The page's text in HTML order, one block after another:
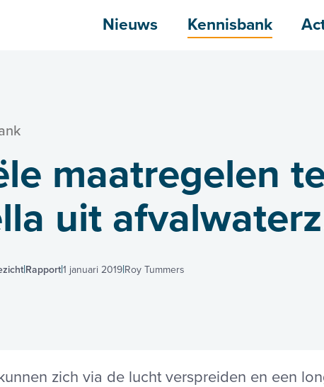
Nieuws Kennisbank
maatregelen
uit
Rapport 1 januari 2019 Roy Tummers
zich via de lucht verspreiden en een